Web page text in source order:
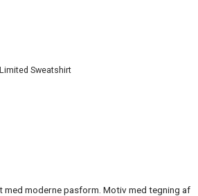
Sweatshirt
moderne pasform. Motiv med tegning af